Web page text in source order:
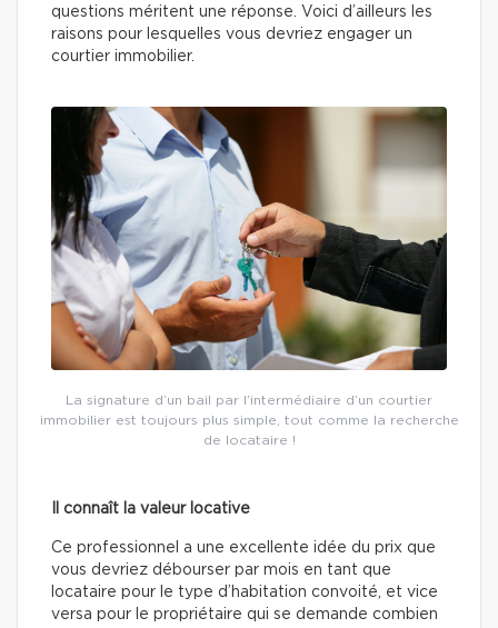
questions méritent une réponse. Voici d’ailleurs les
raisons pour lesquelles vous devriez engager un
courtier immobilier.
La signature d’un bail par l’intermédiaire d’un courtier
immobilier est toujours plus simple, tout comme la recherche
de locataire !
Il connaît la valeur locative
Ce professionnel a une excellente idée du prix que
vous devriez débourser par mois en tant que
locataire pour le type d’habitation convoité, et vice
versa pour le propriétaire qui se demande combien